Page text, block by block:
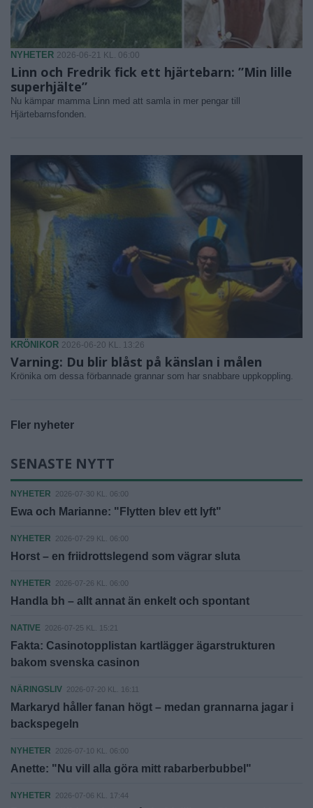
NYHETER 2026-06-21 KL. 06:00
Linn och Fredrik fick ett hjärtebarn: ”Min lille
superhjälte”
Nu kämpar mamma Linn med att samla in mer pengar till
Hjärtebarnsfonden.
KRÖNIKOR 2026-06-20 KL. 13:26
Varning: Du blir blåst på känslan i målen
Krönika om dessa förbannade grannar som har snabbare uppkoppling.
Fler nyheter
SENASTE NYTT
NYHETER 2026-07-30 KL. 06:00
Ewa och Marianne: "Flytten blev ett lyft"
NYHETER 2026-07-29 KL. 06:00
Horst – en friidrottslegend som vägrar sluta
NYHETER 2026-07-26 KL. 06:00
Handla bh – allt annat än enkelt och spontant
NATIVE 2026-07-25 KL. 15:21
Fakta: Casinotopplistan kartlägger ägarstrukturen
bakom svenska casinon
NÄRINGSLIV 2026-07-20 KL. 16:11
Markaryd håller fanan högt – medan grannarna jagar i
backspegeln
NYHETER 2026-07-10 KL. 06:00
Anette: "Nu vill alla göra mitt rabarberbubbel"
NYHETER 2026-07-06 KL. 17:44